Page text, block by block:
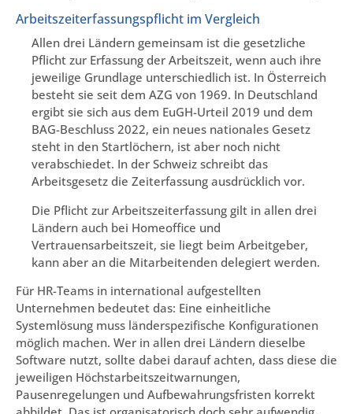
Arbeitszeiterfassungspflicht im Vergleich
Allen drei Ländern gemeinsam ist die gesetzliche
Pflicht zur Erfassung der Arbeitszeit, wenn auch ihre
jeweilige Grundlage unterschiedlich ist. In Österreich
besteht sie seit dem AZG von 1969. In Deutschland
ergibt sie sich aus dem EuGH-Urteil 2019 und dem
BAG-Beschluss 2022, ein neues nationales Gesetz
steht in den Startlöchern, ist aber noch nicht
verabschiedet. In der Schweiz schreibt das
Arbeitsgesetz die Zeiterfassung ausdrücklich vor.
Die Pflicht zur Arbeitszeiterfassung gilt in allen drei
Ländern auch bei Homeoffice und
Vertrauensarbeitszeit, sie liegt beim Arbeitgeber,
kann aber an die Mitarbeitenden delegiert werden.
Für HR-Teams in international aufgestellten
Unternehmen bedeutet das: Eine einheitliche
Systemlösung muss länderspezifische Konfigurationen
möglich machen. Wer in allen drei Ländern dieselbe
Software nutzt, sollte dabei darauf achten, dass diese die
jeweiligen Höchstarbeitszeitwarnungen,
Pausenregelungen und Aufbewahrungsfristen korrekt